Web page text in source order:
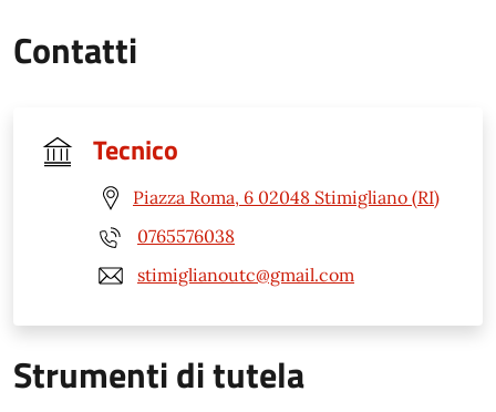
Contatti
Tecnico
Piazza Roma, 6 02048 Stimigliano (RI)
0765576038
stimiglianoutc@gmail.com
Strumenti di tutela